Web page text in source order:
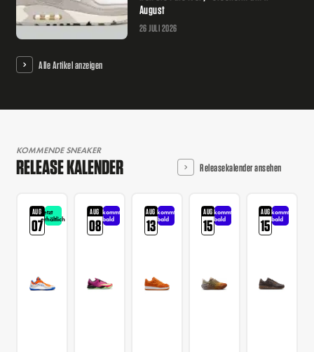
August
26 JULI 2026
Alle Artikel anzeigen
KOMMENDE SNEAKER
RELEASE KALENDER Releasekalender ansehen
AUG
07
Jetzt
erhältlich
AUG
08
kommt
bald
AUG
13
kommt
bald
AUG
15
kommt
bald
AUG
15
kommt
bald